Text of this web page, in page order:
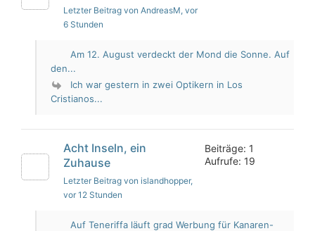
Letzter Beitrag von AndreasM, vor
6 Stunden
Am 12. August verdeckt der Mond die Sonne. Auf
den...
Ich war gestern in zwei Optikern in Los
Cristianos...
Acht Inseln, ein
Zuhause
Letzter Beitrag von islandhopper,
vor 12 Stunden
Beiträge: 1
Aufrufe: 19
Auf Teneriffa läuft grad Werbung für Kanaren-